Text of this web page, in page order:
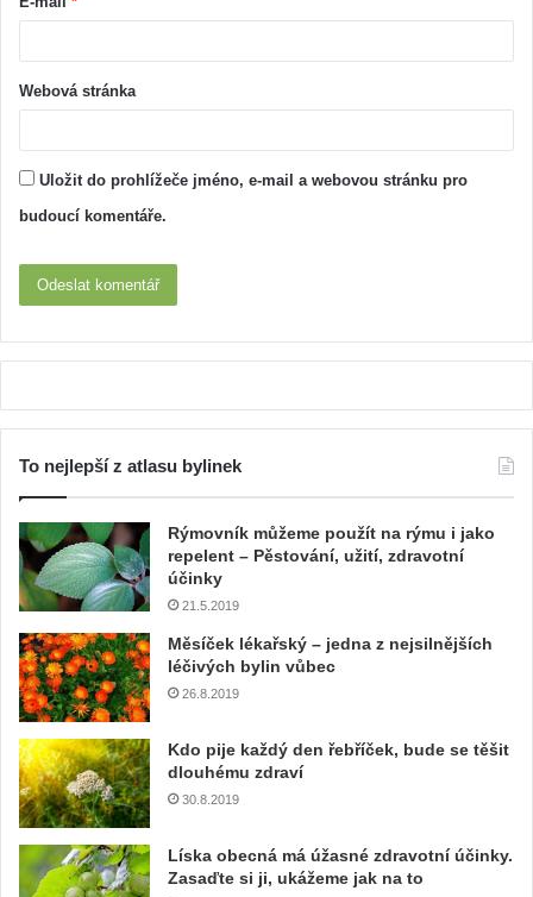
Webová stránka
Uložit do prohlížeče jméno, e-mail a webovou stránku pro
budoucí komentáře.
To nejlepší z atlasu bylinek
Rýmovník můžeme použít na rýmu i jako
repelent – Pěstování, užití, zdravotní
účinky
21.5.2019
Měsíček lékařský – jedna z nejsilnějších
léčivých bylin vůbec
26.8.2019
Kdo pije každý den řebříček, bude se těšit
dlouhému zdraví
30.8.2019
Líska obecná má úžasné zdravotní účinky.
Zasaďte si ji, ukážeme jak na to